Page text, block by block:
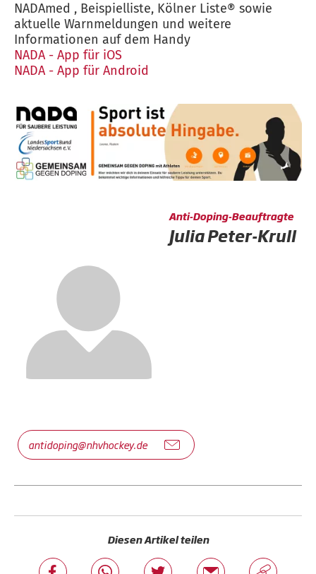
NADAmed , Beispielliste, Kölner Liste® sowie
aktuelle Warnmeldungen und weitere
Informationen auf dem Handy
NADA - App für iOS
NADA - App für Android
Anti-Doping-Beauftragte
Julia Peter-Krull
antidoping@nhvhockey.de
Diesen Artikel teilen